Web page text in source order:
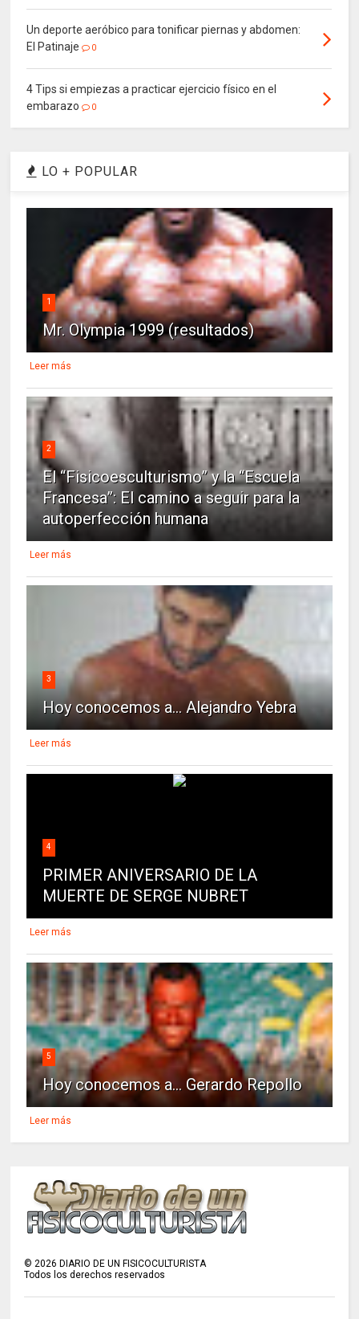
Un deporte aeróbico para tonificar piernas y abdomen:
El Patinaje
0
4 Tips si empiezas a practicar ejercicio físico en el
embarazo
0
LO + POPULAR
1
Mr. Olympia 1999 (resultados)
Leer más
2
El “Fisicoesculturismo” y la “Escuela
Francesa”: El camino a seguir para la
autoperfección humana
Leer más
3
Hoy conocemos a... Alejandro Yebra
Leer más
4
PRIMER ANIVERSARIO DE LA
MUERTE DE SERGE NUBRET
Leer más
5
Hoy conocemos a... Gerardo Repollo
Leer más
©2026 DIARIO DE UN FISICOCULTURISTA
Todos los derechos reservados